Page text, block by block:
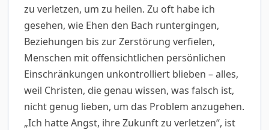
zu verletzen, um zu heilen. Zu oft habe ich
gesehen, wie Ehen den Bach runtergingen,
Beziehungen bis zur Zerstörung verfielen,
Menschen mit offensichtlichen persönlichen
Einschränkungen unkontrolliert blieben – alles,
weil Christen, die genau wissen, was falsch ist,
nicht genug lieben, um das Problem anzugehen.
„Ich hatte Angst, ihre Zukunft zu verletzen“, ist